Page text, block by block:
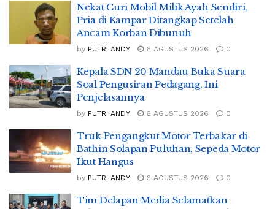
Nekat Curi Mobil Milik Ayah Sendiri,
Pria di Kampar Ditangkap Setelah
Ancam Korban Dibunuh
by PUTRI ANDY 6 AGUSTUS 2026 0
Kepala SDN 20 Mandau Buka Suara
Soal Pengusiran Pedagang, Ini
Penjelasannya
by PUTRI ANDY 6 AGUSTUS 2026 0
Truk Pengangkut Motor Terbakar di
Bathin Solapan Puluhan, Sepeda Motor
Ikut Hangus
by PUTRI ANDY 6 AGUSTUS 2026 0
Tim Delapan Media Selamatkan